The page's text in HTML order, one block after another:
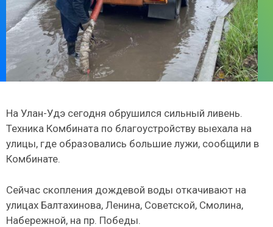
На Улан-Удэ сегодня обрушился сильный ливень.
Техника Комбината по благоустройству выехала на
улицы, где образовались большие лужи, сообщили в
Комбинате.
Сейчас скопления дождевой воды откачивают на
улицах Балтахинова, Ленина, Советской, Смолина,
Набережной, на пр. Победы.